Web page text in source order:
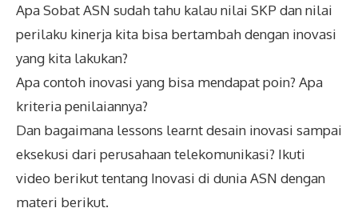
Apa Sobat ASN sudah tahu kalau nilai SKP dan nilai
perilaku kinerja kita bisa bertambah dengan inovasi
yang kita lakukan?
Apa contoh inovasi yang bisa mendapat poin? Apa
kriteria penilaiannya?
Dan bagaimana lessons learnt desain inovasi sampai
eksekusi dari perusahaan telekomunikasi? Ikuti
video berikut tentang Inovasi di dunia ASN dengan
materi berikut.